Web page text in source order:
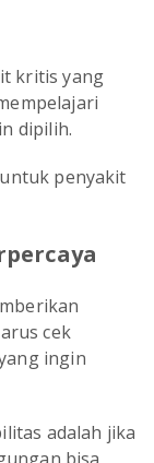
kritis yang
dipilih.
penyakit
cek
ingin
adalah jika